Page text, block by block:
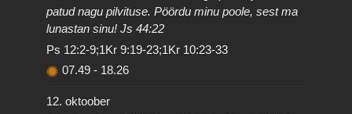
patud nagu pilvituse. Pöördu minu poole, sest ma
lunastan sinu! Js 44:22
Ps 12:2-9;1Kr 9:19-23;1Kr 10:23-33
07.49 - 18.26
12. oktoober